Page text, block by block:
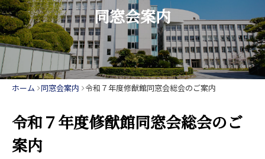
同窓会案内
ホーム 同窓会案内 令和７年度修猷館同窓会総会のご案内
令和７年度修猷館同窓会総会のご
案内